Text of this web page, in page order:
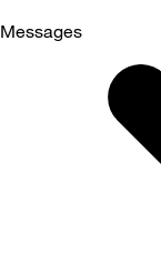
Messages